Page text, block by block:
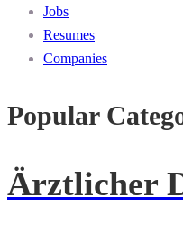
Jobs
Resumes
Companies
Popular
Ärztlicher